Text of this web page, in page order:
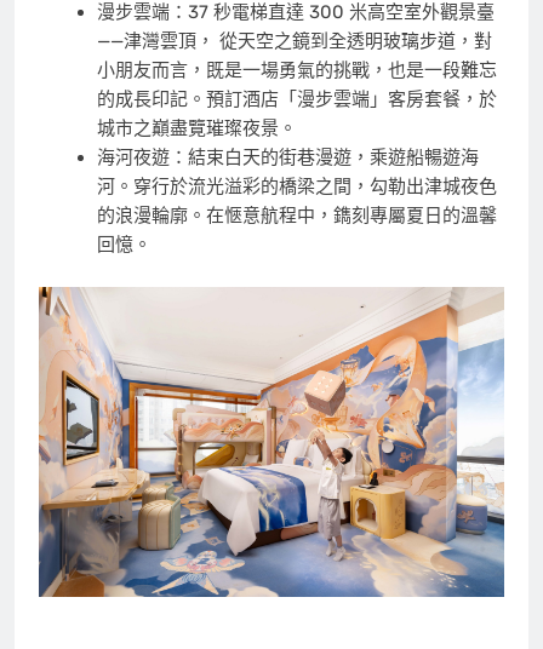
漫步雲端：37 秒電梯直達 300 米高空室外觀景臺
——津灣雲頂， 從天空之鏡到全透明玻璃步道，對
小朋友而言，既是一場勇氣的挑戰，也是一段難忘
的成長印記。預訂酒店「漫步雲端」客房套餐，於
城市之巔盡覽璀璨夜景。
海河夜遊：結束白天的街巷漫遊，乘遊船暢遊海
河。穿行於流光溢彩的橋梁之間，勾勒出津城夜色
的浪漫輪廓。在愜意航程中，鐫刻專屬夏日的溫馨
回憶。